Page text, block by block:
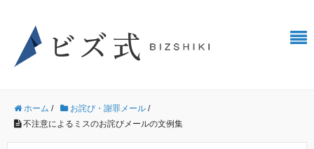
ホーム / お詫び・謝罪メール /
不注意によるミスのお詫びメールの文例集